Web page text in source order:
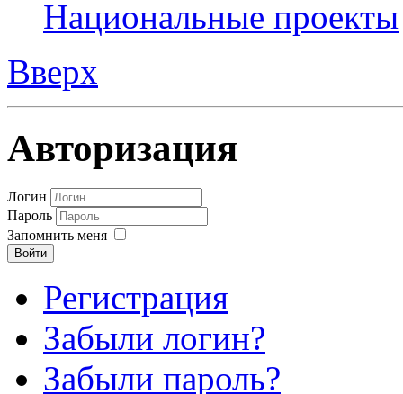
Национальные проекты
Вверх
Авторизация
Логин
Пароль
Запомнить меня
Войти
Регистрация
Забыли логин?
Забыли пароль?